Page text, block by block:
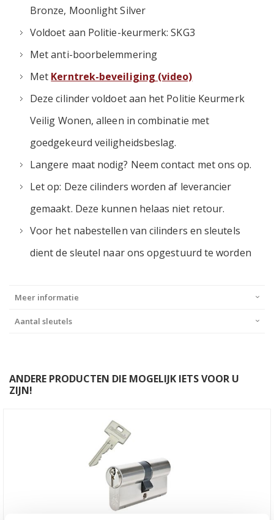
Bronze, Moonlight Silver
Voldoet aan Politie-keurmerk: SKG3
Met anti-boorbelemmering
Met Kerntrek-beveiliging (video)
Deze cilinder voldoet aan het Politie Keurmerk
Veilig Wonen, alleen in combinatie met
goedgekeurd veiligheidsbeslag.
Langere maat nodig? Neem contact met ons op.
Let op: Deze cilinders worden af leverancier
gemaakt. Deze kunnen helaas niet retour.
Voor het nabestellen van cilinders en sleutels
dient de sleutel naar ons opgestuurd te worden
Meer informatie
Aantal sleutels
ANDERE PRODUCTEN DIE MOGELIJK IETS VOOR U
ZIJN!